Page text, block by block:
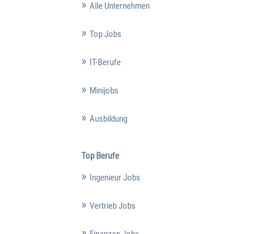
Alle Unternehmen
Top Jobs
IT-Berufe
Minijobs
Ausbildung
Top Berufe
Ingenieur Jobs
Vertrieb Jobs